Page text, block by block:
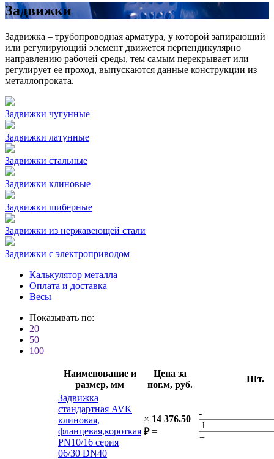
Задвижки
Задвижка – трубопроводная арматура, у которой запирающий
или регулирующий элемент движется перпендикулярно
направлению рабочей среды, тем самым перекрывает или
регулирует ее проход, выпускаются данные конструкции из
металлопроката.
Задвижки чугунные
Задвижки латунные
Задвижки стальные
Задвижки клиновые
Задвижки шиберные
Задвижки из нержавеющей стали
Задвижки с электроприводом
Калькулятор металла
Оплата и доставка
Весы
Показывать по:
20
50
100
Наименование и
размер, мм
Цена за
пог.м, руб.
Шт.
Задвижка
стандартная AVK
клиновая,
фланцевая,короткая
PN10/16 cерия
06/30 DN40
× 14 376.50
₽ =
-
+